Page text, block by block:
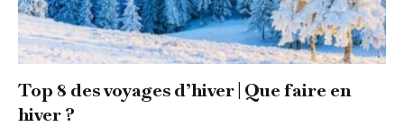
Top 8 des voyages d’hiver | Que faire en
hiver ?